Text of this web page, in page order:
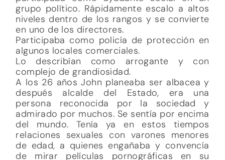
grupo político. Rápidamente escalo a altos
niveles dentro de los rangos y se convierte
en uno de los directores.
Participaba como policía de protección en
algunos locales comerciales.
Lo describían como arrogante y con
complejo de grandiosidad.
A los 26 años John planeaba ser albacea y
después alcalde del Estado, era una
persona reconocida por la sociedad y
admirado por muchos. Se sentía por encima
del mundo. Tenía ya en estos tiempos
relaciones sexuales con varones menores
de edad, a quienes engañaba y convencía
de mirar películas pornográficas en su